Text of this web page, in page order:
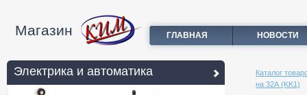
Магазин ГЛАВНАЯ НОВОСТИ
Электрика и автоматика
Каталог
на 32А (KK1)